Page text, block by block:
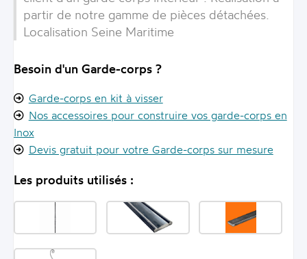
partir de notre gamme de pièces détachées.
Localisation Seine Maritime
Besoin d'un Garde-corps ?
Garde-corps en kit à visser
Nos accessoires pour construire vos garde-corps en
Inox
Devis gratuit pour votre Garde-corps sur mesure
Les produits utilisés :